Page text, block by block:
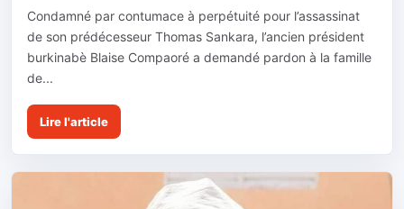
Condamné par contumace à perpétuité pour l’assassinat
de son prédécesseur Thomas Sankara, l’ancien président
burkinabè Blaise Compaoré a demandé pardon à la famille
de...
Lire l'article